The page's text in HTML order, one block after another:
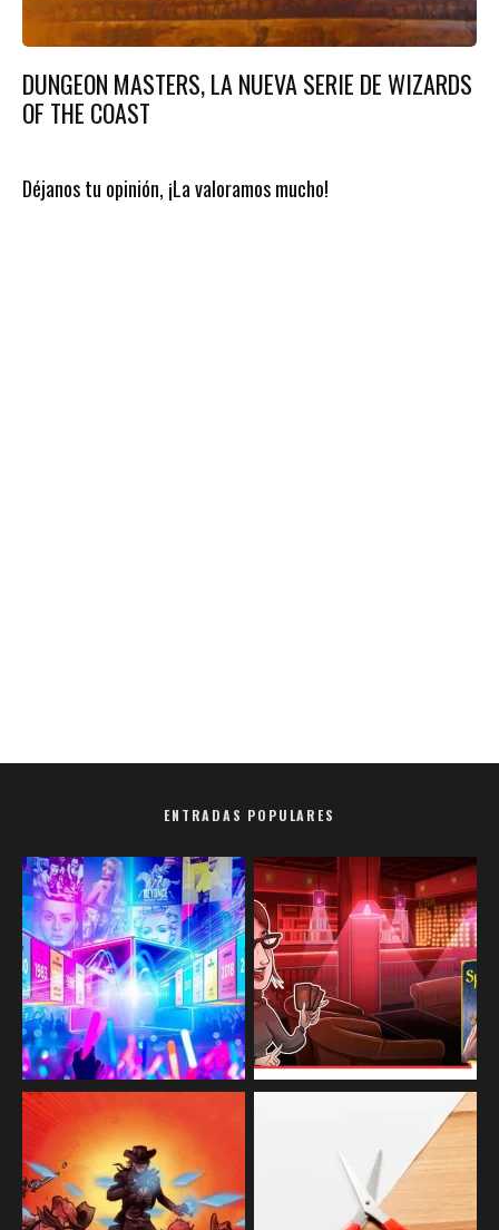
DUNGEON MASTERS, LA NUEVA SERIE DE WIZARDS
OF THE COAST
Déjanos tu opinión, ¡La valoramos mucho!
ENTRADAS POPULARES